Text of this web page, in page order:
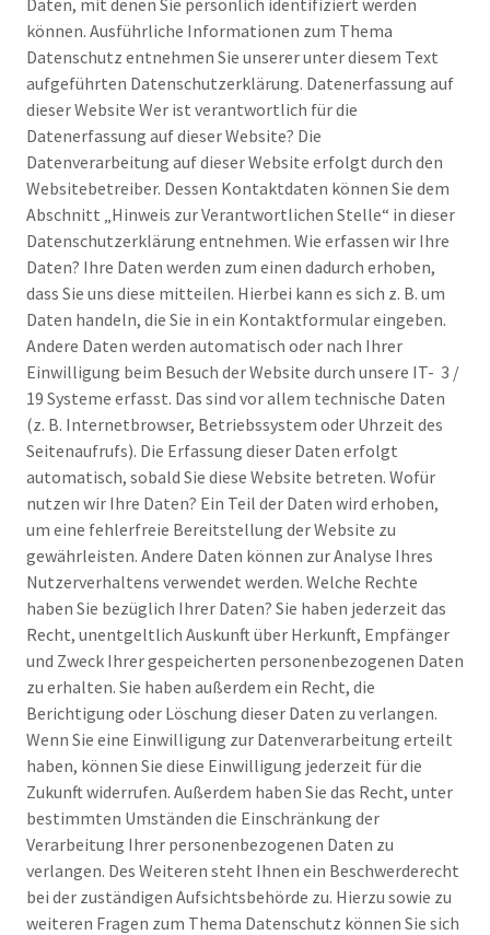
Daten, mit denen Sie persönlich identifiziert werden
können. Ausführliche Informationen zum Thema
Datenschutz entnehmen Sie unserer unter diesem Text
aufgeführten Datenschutzerklärung. Datenerfassung auf
dieser Website Wer ist verantwortlich für die
Datenerfassung auf dieser Website? Die
Datenverarbeitung auf dieser Website erfolgt durch den
Websitebetreiber. Dessen Kontaktdaten können Sie dem
Abschnitt „Hinweis zur Verantwortlichen Stelle“ in dieser
Datenschutzerklärung entnehmen. Wie erfassen wir Ihre
Daten? Ihre Daten werden zum einen dadurch erhoben,
dass Sie uns diese mitteilen. Hierbei kann es sich z. B. um
Daten handeln, die Sie in ein Kontaktformular eingeben.
Andere Daten werden automatisch oder nach Ihrer
Einwilligung beim Besuch der Website durch unsere IT- 3 /
19 Systeme erfasst. Das sind vor allem technische Daten
(z. B. Internetbrowser, Betriebssystem oder Uhrzeit des
Seitenaufrufs). Die Erfassung dieser Daten erfolgt
automatisch, sobald Sie diese Website betreten. Wofür
nutzen wir Ihre Daten? Ein Teil der Daten wird erhoben,
um eine fehlerfreie Bereitstellung der Website zu
gewährleisten. Andere Daten können zur Analyse Ihres
Nutzerverhaltens verwendet werden. Welche Rechte
haben Sie bezüglich Ihrer Daten? Sie haben jederzeit das
Recht, unentgeltlich Auskunft über Herkunft, Empfänger
und Zweck Ihrer gespeicherten personenbezogenen Daten
zu erhalten. Sie haben außerdem ein Recht, die
Berichtigung oder Löschung dieser Daten zu verlangen.
Wenn Sie eine Einwilligung zur Datenverarbeitung erteilt
haben, können Sie diese Einwilligung jederzeit für die
Zukunft widerrufen. Außerdem haben Sie das Recht, unter
bestimmten Umständen die Einschränkung der
Verarbeitung Ihrer personenbezogenen Daten zu
verlangen. Des Weiteren steht Ihnen ein Beschwerderecht
bei der zuständigen Aufsichtsbehörde zu. Hierzu sowie zu
weiteren Fragen zum Thema Datenschutz können Sie sich